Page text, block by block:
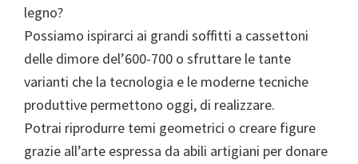
legno?
Possiamo ispirarci ai grandi soffitti a cassettoni
delle dimore del’600-700 o sfruttare le tante
varianti che la tecnologia e le moderne tecniche
produttive permettono oggi, di realizzare.
Potrai riprodurre temi geometrici o creare figure
grazie all’arte espressa da abili artigiani per donare